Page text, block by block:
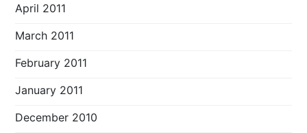
April 2011
March 2011
February 2011
January 2011
December 2010